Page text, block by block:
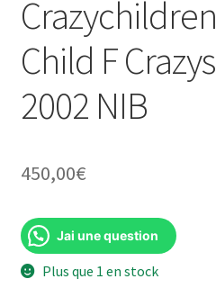
Child F
2002 NIB
450,00€
Jai une question
Plus que 1 en stock